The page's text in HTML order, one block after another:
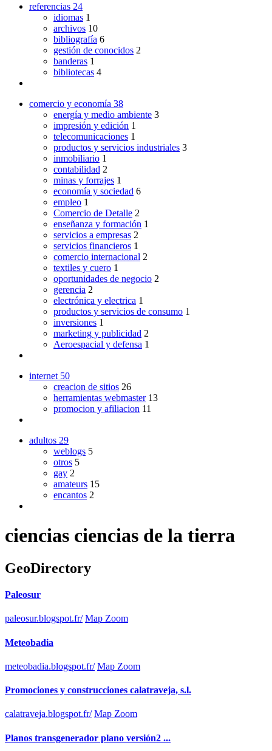
referencias 24
idiomas 1
archivos 10
bibliografía 6
gestión de conocidos 2
banderas 1
bibliotecas 4
comercio y economía 38
energía y medio ambiente 3
impresión y edición 1
telecomunicaciones 1
productos y servicios industriales 3
inmobiliario 1
contabilidad 2
minas y forrajes 1
economía y sociedad 6
empleo 1
Comercio de Detalle 2
enseñanza y formación 1
servicios a empresas 2
servicios financieros 1
comercio internacional 2
textiles y cuero 1
oportunidades de negocio 2
gerencia 2
electrónica y electrica 1
productos y servicios de consumo 1
inversiones 1
marketing y publicidad 2
Aeroespacial y defensa 1
internet 50
creacion de sitios 26
herramientas webmaster 13
promocion y afiliacion 11
adultos 29
weblogs 5
otros 5
gay 2
amateurs 15
encantos 2
ciencias ciencias de la tierra
GeoDirectory
Paleosur
paleosur.blogspot.fr/ Map Zoom
Meteobadia
meteobadia.blogspot.fr/ Map Zoom
Promociones y construcciones calatraveja, s.l.
calatraveja.blogspot.fr/ Map Zoom
Planos transgenerador plano versión2 ...